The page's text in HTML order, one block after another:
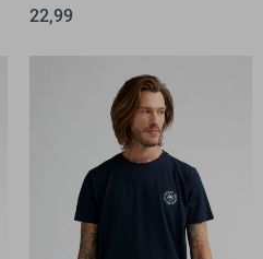
22,99